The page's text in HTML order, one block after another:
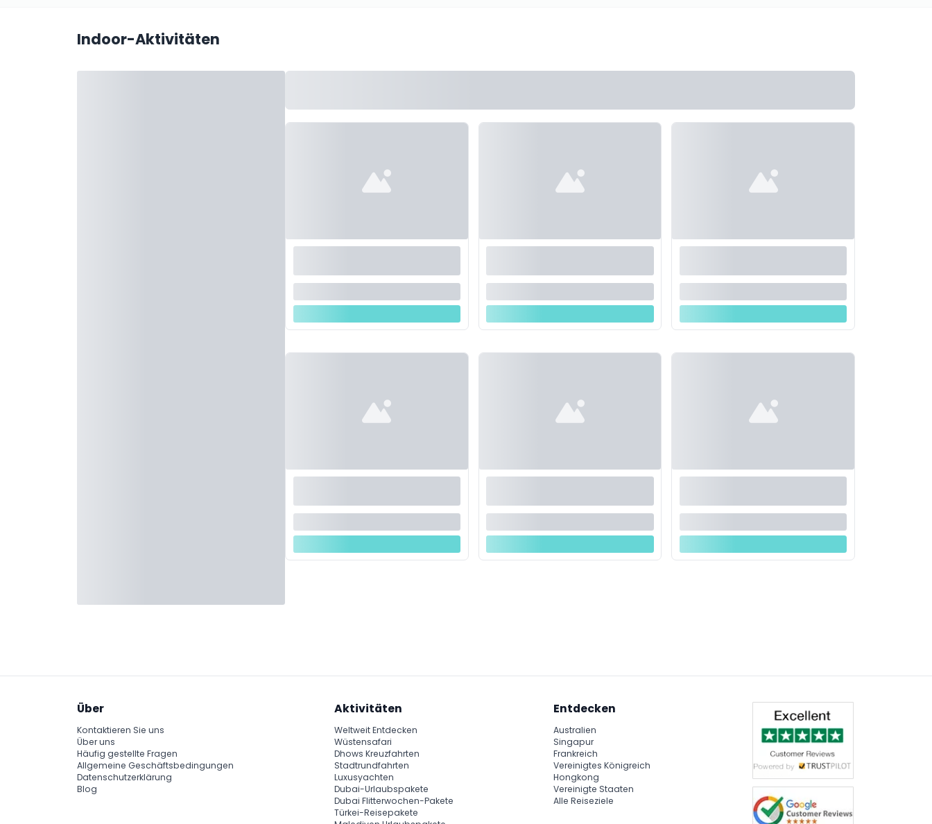
Indoor-Aktivitäten
Über
Kontaktieren Sie uns
Über uns
Häufig gestellte Fragen
Allgemeine Geschäftsbedingungen
Datenschutzerklärung
Blog
Aktivitäten
Weltweit Entdecken
Wüstensafari
Dhows Kreuzfahrten
Stadtrundfahrten
Luxusyachten
Dubai-Urlaubspakete
Dubai Flitterwochen-Pakete
Türkei-Reisepakete
Entdecken
Australien
Singapur
Frankreich
Vereinigtes Königreich
Hongkong
Vereinigte Staaten
Alle Reiseziele